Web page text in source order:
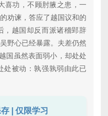
喜功，不顾肘腋之患，一
劝谏，答应了越国议和的
，越国却反而派诸稽郢辞
野心已经暴露。夫差仍然
国虽然表面弱小，却处处
处被动：孰强孰弱由此已
| 仅限学习